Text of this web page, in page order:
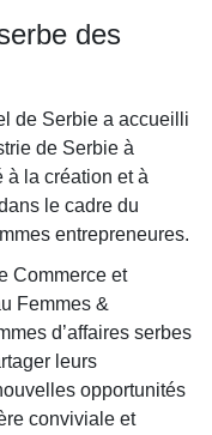
des
de Serbie a accueilli
de Serbie à
à la création et à
le cadre du
entrepreneures.
Commerce et
Femmes &
d’affaires serbes
leurs
opportunités
conviviale et